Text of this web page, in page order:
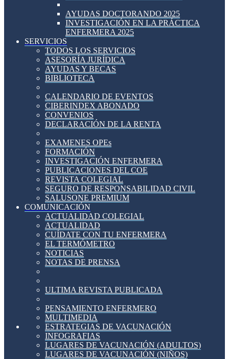
AYUDAS DOCTORANDO 2025
INVESTIGACIÓN EN LA PRÁCTICA
ENFERMERA 2025
SERVICIOS
TODOS LOS SERVICIOS
ASESORÍA JURÍDICA
AYUDAS Y BECAS
BIBLIOTECA
CALENDARIO DE EVENTOS
CIBERINDEX ABONADO
CONVENIOS
DECLARACIÓN DE LA RENTA
EXAMENES OPEs
FORMACIÓN
INVESTIGACIÓN ENFERMERA
PUBLICACIONES DEL COE
REVISTA COLEGIAL
SEGURO DE RESPONSABILIDAD CIVIL
SALUSONE PREMIUM
COMUNICACIÓN
ACTUALIDAD COLEGIAL
ACTUALIDAD
CUÍDATE CON TU ENFERMERA
EL TERMÓMETRO
NOTICIAS
NOTAS DE PRENSA
ULTIMA REVISTA PUBLICADA
PENSAMIENTO ENFERMERO
MULTIMEDIA
ESTRATEGIAS DE VACUNACIÓN
INFOGRAFIAS
LUGARES DE VACUNACIÓN (ADULTOS)
LUGARES DE VACUNACIÓN (NIÑOS)